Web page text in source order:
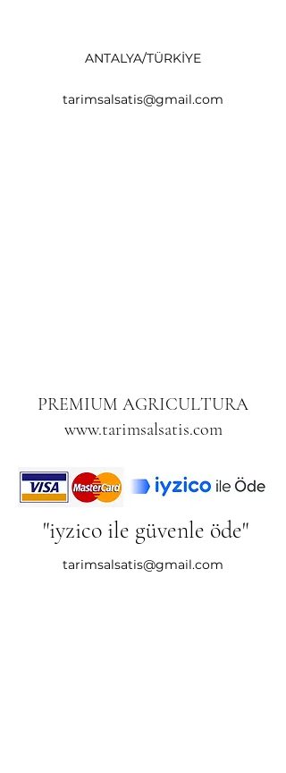
ANTALYA/TÜRKİYE
tarimsalsatis@gmail.com
PREMIUM AGRICULTURA
www.tarimsalsatis.com
"iyzico ile güvenle öde"
tarimsalsatis@gmail.com